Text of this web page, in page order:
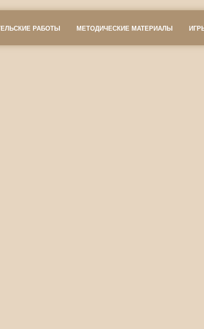
РАБОТЫ МЕТОДИЧЕСКИЕ МАТЕРИАЛЫ